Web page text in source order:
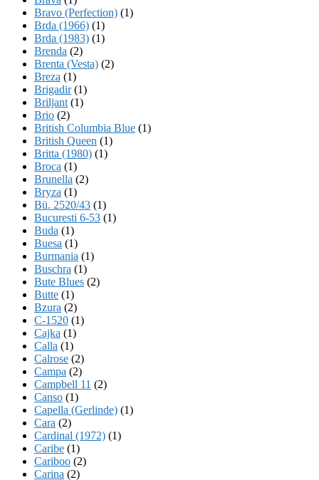
Bravo (Perfection) (1)
Brda (1966) (1)
Brda (1983) (1)
Brenda (2)
Brenta (Vesta) (2)
Breza (1)
Brigadir(1)
Briljant (1)
Brio (2)
British Columbia Blue (1)
British Queen (1)
Britta (1980) (1)
Broca (1)
Brunella (2)
Bryza (1)
Bü. 2520/43 (1)
Bucuresti 6-53 (1)
Buda (1)
Buesa (1)
Burmania (1)
Buschra (1)
Bute Blues (2)
Butte (1)
Bzura (2)
C-1520 (1)
Cajka (1)
Calla (1)
Calrose (2)
Campa (2)
Campbell 11 (2)
Canso (1)
Capella (Gerlinde) (1)
Cara (2)
Cardinal (1972) (1)
Caribe (1)
Cariboo (2)
Carina (2)